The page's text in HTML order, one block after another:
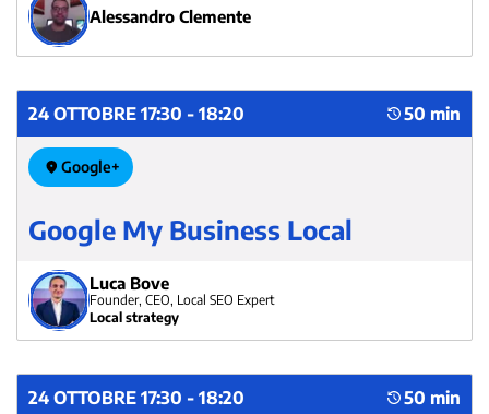
Alessandro Clemente
24 OTTOBRE 17:30 - 18:20 50 min
Google+
Google My Business Local
Luca Bove
Founder, CEO, Local SEO Expert
Local strategy
24 OTTOBRE 17:30 - 18:20 50 min